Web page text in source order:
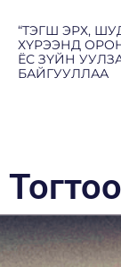
“ТЭГШ ЭРХ,
ХҮРЭЭНД
ЁС ЗҮЙН
БАЙГУУЛЛАА